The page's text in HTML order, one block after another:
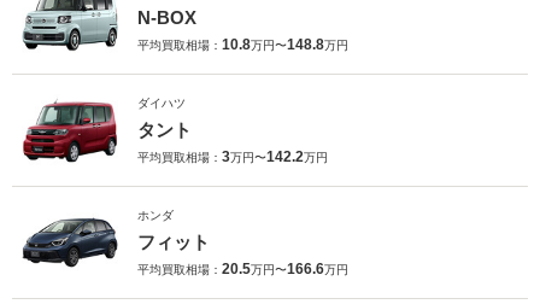
N-BOX
平均買取相場： 10.8万円〜148.8万円
ダイハツ
タント
平均買取相場： 3万円〜142.2万円
ホンダ
フィット
平均買取相場： 20.5万円〜166.6万円